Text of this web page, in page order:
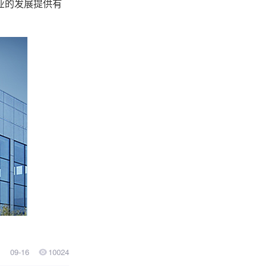
的发展提供有
09-16 10024